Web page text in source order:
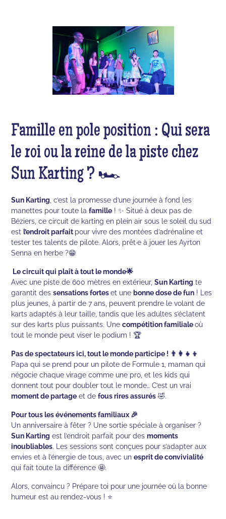
Famille en pole position : Qui sera
le roi ou la reine de la piste chez
Sun Karting ? 🏎️
Sun Karting , c’est la promesse d’une journée à fond les
manettes pour toute lafamille ! ✨ Situé à deux pas de
Béziers, ce circuit de karting en plein air sous le soleil du sud
estl’endroit parfait pour vivre des montées d’adrénaline et
tester tes talents de pilote. Alors, prêt·e à jouer les Ayrton
Senna en herbe ?😁
Le circuit qui plaît à tout le monde🌟
Avec une piste de 600 mètres en extérieur,Sun Karting te
garantit dessensations forteset unebonne dose de fun ! Les
plus jeunes, à partir de 7 ans, peuvent prendre le volant de
karts adaptés à leur taille, tandis que les adultes s’éclatent
sur des karts plus puissants. Unecompétition familialeoù
tout le monde peut viser le podium ! 🏆
Pas de spectateurs ici, tout le monde participe ! 👨‍👩‍👧‍👦
Papa qui se prend pour un pilote de Formule 1, maman qui
négocie chaque virage comme une pro, et les kids qui
donnent tout pour doubler tout le monde… C’est un vrai
moment de partage et defous rires assurés 🤣.
Pour tous les événements familiaux 🎉
Un anniversaire à fêter ? Une sortie spéciale à organiser ?
Sun Karting est l’endroit parfait pour desmoments
inoubliables. Les sessions sont conçues pour s’adapter aux
envies et à l’énergie de tous, avec unesprit de convivialité
qui fait toute la différence 🤩.
Alors, convaincu ? Prépare toi pour une journée où la bonne
humeur est au rendez-vous ! ⭐